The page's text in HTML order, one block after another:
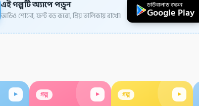
এই গল্পটি অ্যাপে পড়ুন
অডিও শোনো, ফন্ট বড় করো, প্রিয় তালিকায় রাখো।
ডাউনলোড করুন
Google Play
▸ গল্প ▸ গল্প ▸